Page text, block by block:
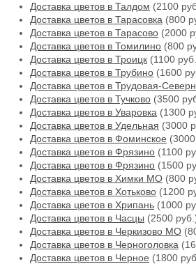
Доставка цветов в Талдом (2100
Доставка цветов в Тарасовка (800
Доставка цветов в Тарасово (2000
Доставка цветов в Томилино (800
Доставка цветов в Троицк (1100
Доставка цветов в Трубино (1600
Доставка цветов в Трудовая-
Доставка цветов в Тучково (3500
Доставка цветов в Уваровка (1300
Доставка цветов в Удельная (3000
Доставка цветов в Фоминское
Доставка цветов в Фрязино (1100
Доставка цветов в Фрязино (1500
Доставка цветов в Химки МО (800
Доставка цветов в Хотьково (1200
Доставка цветов в Хрипань (1000
Доставка цветов в Часцы (2500
Доставка цветов в Черкизово МО
Доставка цветов в Черноголовка
Доставка цветов в Черное (1800